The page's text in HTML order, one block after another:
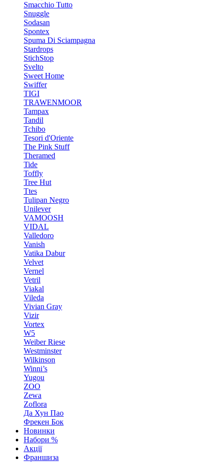
Smacchio Tutto
Snuggle
Sodasan
Spontex
Spuma Di Sciampagna
Stardrops
StichStop
Svelto
Sweet Home
Swiffer
TIGI
TRAWENMOOR
Tampax
Tandil
Tchibo
Tesori d'Oriente
The Pink Stuff
Theramed
Tide
Toffly
Tree Hut
Ttes
Tulipan Negro
Unilever
VAMOOSH
VIDAL
Valledoro
Vanish
Vatika Dabur
Velvet
Vernel
Vetril
Viakal
Vileda
Vivian Gray
Vizir
Vortex
W5
Weiber Riese
Westminster
Wilkinson
Winni’s
Yugou
ZOO
Zewa
Zoflora
Да Хун Пао
Фрекен Бок
Новинки
Набори %
Акції
Франшиза